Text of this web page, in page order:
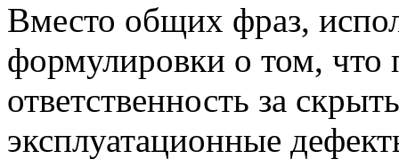
Вместо общих фраз,
формулировки о том, что
ответственность за
эксплуатационные